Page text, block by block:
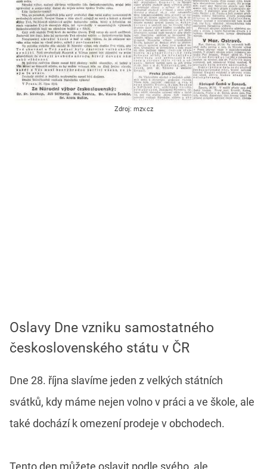
Zdroj: mzv.cz
Oslavy Dne vzniku samostatného
československého státu v ČR
Dne 28. října slavíme jeden z velkých státních
svátků, kdy máme nejen volno v práci a ve škole, ale
také dochází k omezení prodeje v obchodech.
Tento den můžete oslavit podle svého, ale